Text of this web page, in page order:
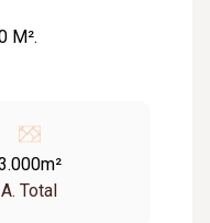
M².
A. Total